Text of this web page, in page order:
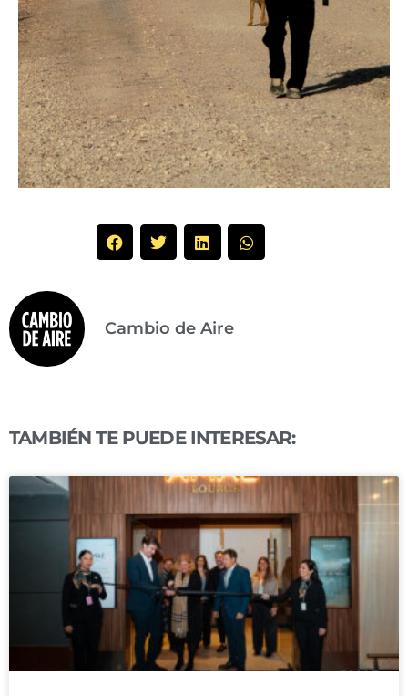
Cambio de Aire
TAMBIÉN TE PUEDE INTERESAR: